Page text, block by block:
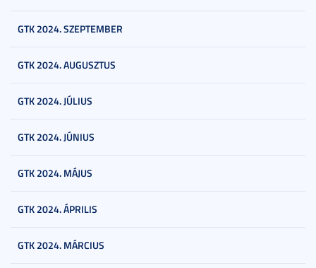
GTK 2024. SZEPTEMBER
GTK 2024. AUGUSZTUS
GTK 2024. JÚLIUS
GTK 2024. JÚNIUS
GTK 2024. MÁJUS
GTK 2024. ÁPRILIS
GTK 2024. MÁRCIUS